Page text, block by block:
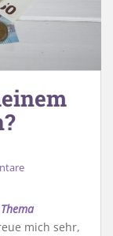
mich sehr,